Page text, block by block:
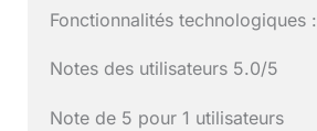
Fonctionnalités technologiques :
Notes des utilisateurs 5.0/5
Note de 5 pour 1 utilisateurs